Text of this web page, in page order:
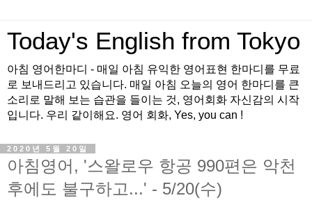
Today's English from Tokyo
아침 영어한마디 - 매일 아침 유익한 영어표현 한마디를 무료
로 보내드리고 있습니다. 매일 아침 오늘의 영어 한마디를 큰
소리로 말해 보는 습관을 들이는 것, 영어회화 자신감의 시작
입니다. 우리 같이해요. 영어 회화, Yes, you can !
2020년 5월 20일
아침영어, '스왈로우 항공 990편은 악천
후에도 불구하고...' - 5/20(수)